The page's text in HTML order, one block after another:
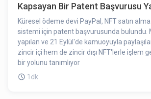
Kapsayan Bir Patent Başvurusu
Küresel ödeme devi PayPal, NFT satın
sistemi için patent başvurusunda bulundu.
yapılan ve 21 Eylül'de kamuoyuyla
zincir içi hem de zincir dışı NFT'lerle işlem
bir yolunu tanımlıyor
1dk